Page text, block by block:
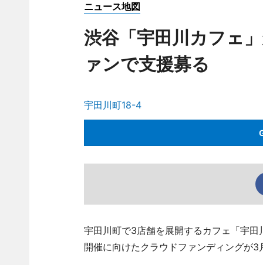
ニュース地図
渋谷「宇田川カフェ
ァンで支援募る
宇田川町18-4
宇田川町で3店舗を展開するカフェ「宇
開催に向けたクラウドファンディングが3